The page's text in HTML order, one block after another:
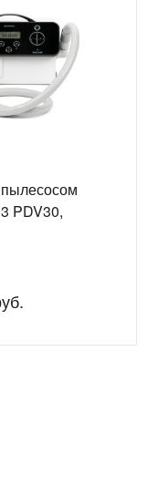
PDV30,